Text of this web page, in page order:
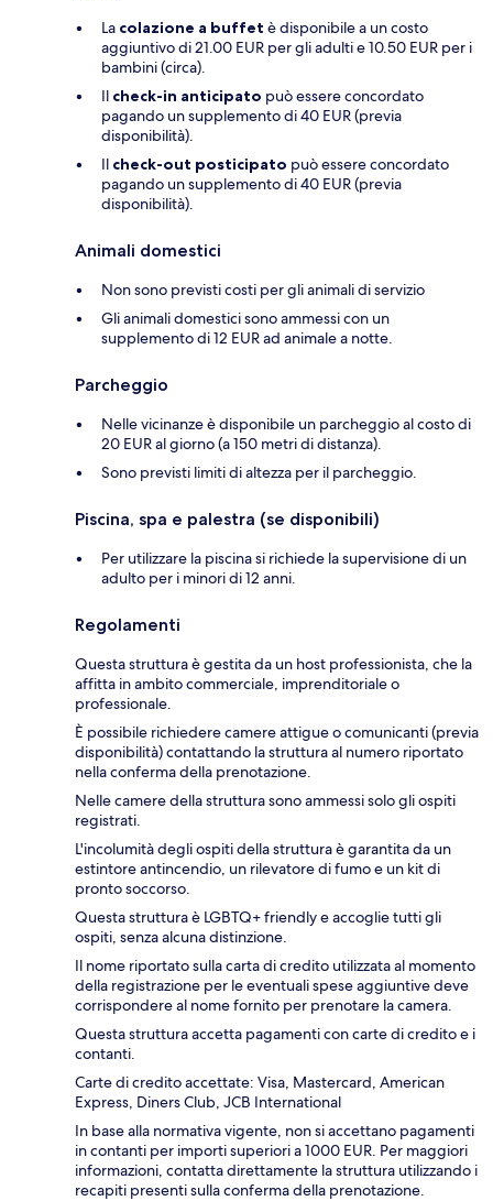
La colazione a buffet è disponibile a un costo
aggiuntivo di 21.00 EUR per gli adulti e 10.50 EUR per i
bambini (circa).
Il check-in anticipato può essere concordato
pagando un supplemento di 40 EUR (previa
disponibilità).
Il check-out posticipato può essere concordato
pagando un supplemento di 40 EUR (previa
disponibilità).
Animali domestici
Non sono previsti costi per gli animali di servizio
Gli animali domestici sono ammessi con un
supplemento di 12 EUR ad animale a notte.
Parcheggio
Nelle vicinanze è disponibile un parcheggio al costo di
20 EUR al giorno (a 150 metri di distanza).
Sono previsti limiti di altezza per il parcheggio.
Piscina, spa e palestra (se disponibili)
Per utilizzare la piscina si richiede la supervisione di un
adulto per i minori di 12 anni.
Regolamenti
Questa struttura è gestita da un host professionista, che la
affitta in ambito commerciale, imprenditoriale o
professionale.
È possibile richiedere camere attigue o comunicanti (previa
disponibilità) contattando la struttura al numero riportato
nella conferma della prenotazione.
Nelle camere della struttura sono ammessi solo gli ospiti
registrati.
L'incolumità degli ospiti della struttura è garantita da un
estintore antincendio, un rilevatore di fumo e un kit di
pronto soccorso.
Questa struttura è LGBTQ+ friendly e accoglie tutti gli
ospiti, senza alcuna distinzione.
Il nome riportato sulla carta di credito utilizzata al momento
della registrazione per le eventuali spese aggiuntive deve
corrispondere al nome fornito per prenotare la camera.
Questa struttura accetta pagamenti con carte di credito e i
contanti.
Carte di credito accettate: Visa, Mastercard, American
Express, Diners Club, JCB International
In base alla normativa vigente, non si accettano pagamenti
in contanti per importi superiori a 1000 EUR. Per maggiori
informazioni, contatta direttamente la struttura utilizzando i
recapiti presenti sulla conferma della prenotazione.